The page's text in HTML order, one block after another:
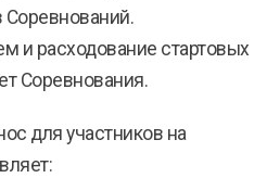
Соревнований.
и расходование стартовых
Соревнования.
для участников на